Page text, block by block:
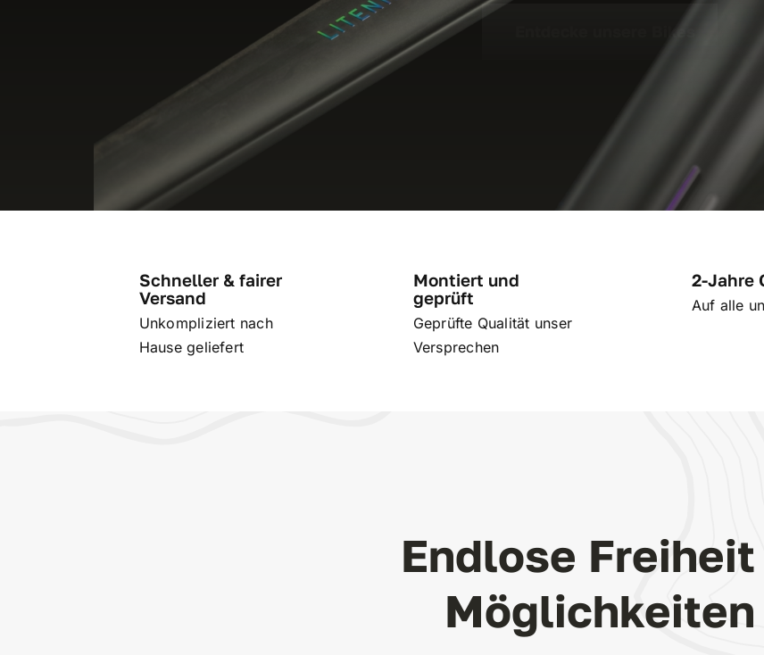
Entdecke unsere Bikes
Schneller & fairer
Versand
Unkompliziert nach
Hause geliefert
Montiert und
geprüft
Geprüfte Qualität unser
Versprechen
2-Jahre
Auf alle
Endlose Freiheit
Möglichkeiten